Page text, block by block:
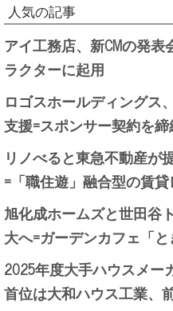
人気の記事
アイ工務店、新CMの発
ラクターに起用
ロゴスホールディングス
支援=スポンサー契約を
リノべると東急不動産が
=「職住遊」融合型の賃
旭化成ホームズと世田谷
大へ=ガーデンカフェ「
2025年度大手ハウスメー
首位は大和ハウス工業、